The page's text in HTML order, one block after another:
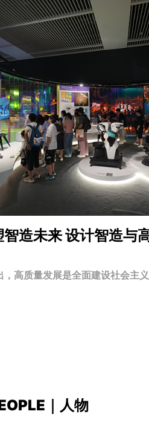
智造未来设计智造与
，高质量发展是全面建设社会主
｜人物